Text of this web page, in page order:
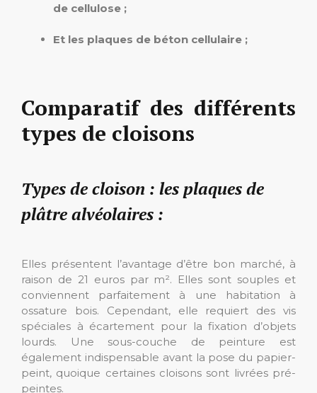
de cellulose ;
Et les plaques de béton cellulaire ;
Comparatif des différents
types de cloisons
Types de cloison : les plaques de
plâtre alvéolaires :
Elles présentent l’avantage d’être bon marché, à
raison de 21 euros par m². Elles sont souples et
conviennent parfaitement à une habitation à
ossature bois. Cependant, elle requiert des vis
spéciales à écartement pour la fixation d’objets
lourds. Une sous-couche de peinture est
également indispensable avant la pose du papier-
peint, quoique certaines cloisons sont livrées pré-
peintes.